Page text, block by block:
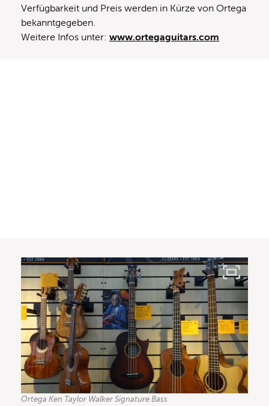
Verfügbarkeit und Preis werden in Kürze von Ortega
bekanntgegeben.
Weitere Infos unter: www.ortegaguitars.com
Ortega Ken Taylor Walker Signature Bass